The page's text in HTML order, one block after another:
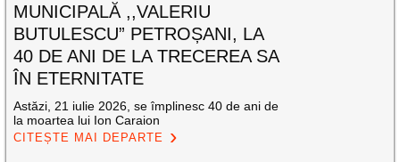
MUNICIPALĂ ,,VALERIU
BUTULESCU” PETROȘANI, LA
40 DE ANI DE LA TRECEREA SA
ÎN ETERNITATE
Astăzi, 21 iulie 2026, se împlinesc 40 de ani de
la moartea lui Ion Caraion
CITEȘTE MAI DEPARTE